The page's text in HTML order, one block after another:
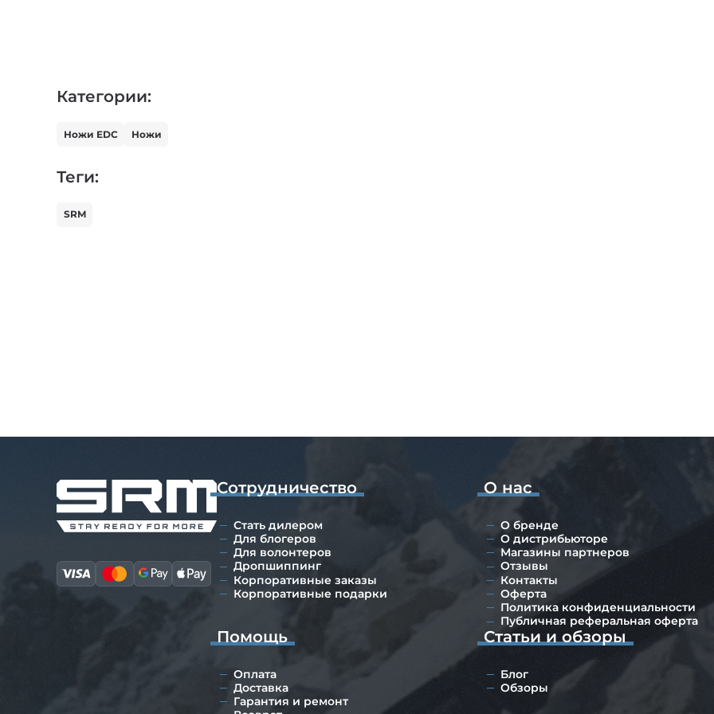
Категории:
Ножи EDC Ножи
Теги:
SRM
О нас
О бренде
О дистрибьюторе
Магазины партнеров
Отзывы
Контакты
Оферта
Политика конфиденциальности
Публичная реферальная оферта
Сотрудничество
Стать дилером
Для блогеров
Для волонтеров
Дропшиппинг
Корпоративные заказы
Корпоративные подарки
Статьи и обзоры
Блог
Обзоры
Помощь
Оплата
Доставка
Гарантия и ремонт